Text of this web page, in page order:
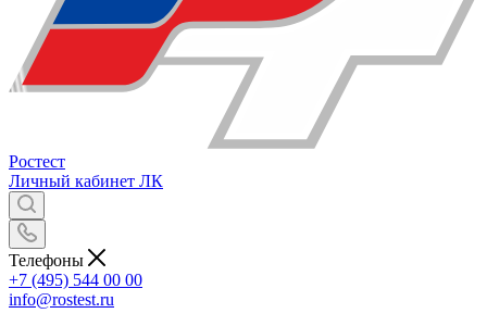
Ростест
Личный кабинет ЛК
Телефоны
+7 (495) 544 00 00
info@rostest.ru